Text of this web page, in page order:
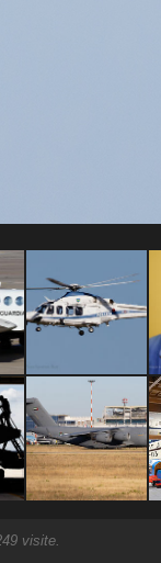
visite.